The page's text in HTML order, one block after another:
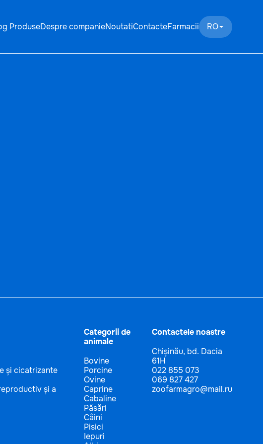
ProduseDespre companieNoutatiContacteFarmacii RO
și cicatrizante
și a
Categorii de
animale
Bovine
Porcine
Ovine
Caprine
Cabaline
Păsări
Câini
Pisici
Iepuri
Contactele noastre
Chișinău, bd. Dacia
61H
022 855 073
069 827 427
zoofarmagro@mail.ru